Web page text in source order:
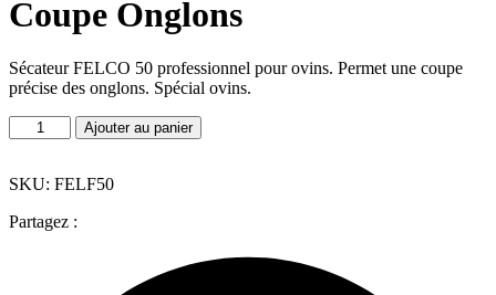
Coupe Onglons
Sécateur FELCO 50 professionnel pour ovins. Permet une coupe
précise des onglons. Spécial ovins.
quantité
de
50
Professionnel
Ajouter au panier
SKU: FELF50
Partagez :